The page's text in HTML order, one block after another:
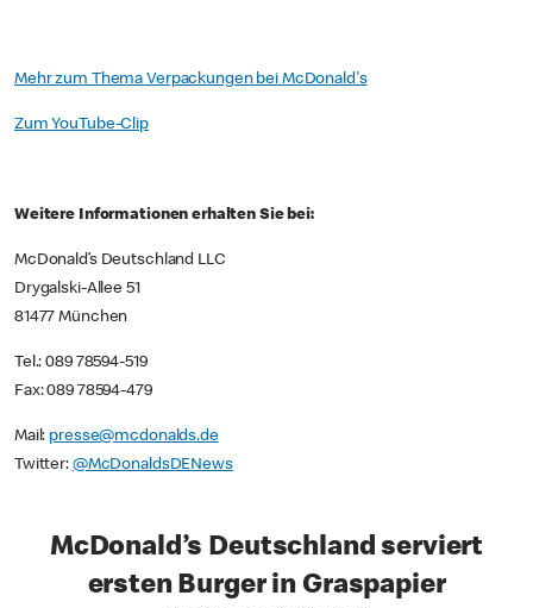
Mehr zum Thema Verpackungen bei McDonald's
Zum YouTube-Clip
Weitere Informationen erhalten Sie bei:
McDonald’s Deutschland LLC
Drygalski-Allee 51
81477 München
Tel.: 089 78594-519
Fax: 089 78594-479
Mail: presse@mcdonalds.de
Twitter: @McDonaldsDENews
McDonald’s Deutschland serviert
ersten Burger in Graspapier